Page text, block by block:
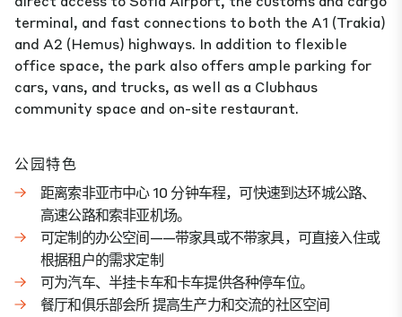
terminal, and fast connections to both the A1 (Trakia)
and A2 (Hemus) highways. In addition to flexible
office space, the park also offers ample parking for
cars, vans, and trucks, as well as a Clubhaus
community space and on-site restaurant.
公园特色
距离索非亚市中心 10 分钟车程，可快速到达环城公路、
高速公路和索非亚机场。
可定制的办公空间——带家具或不带家具，可直接入住或
根据租户的需求定制
可为汽车、半挂卡车和卡车提供各种停车位。
餐厅和俱乐部会所 提高生产力和交流的社区空间